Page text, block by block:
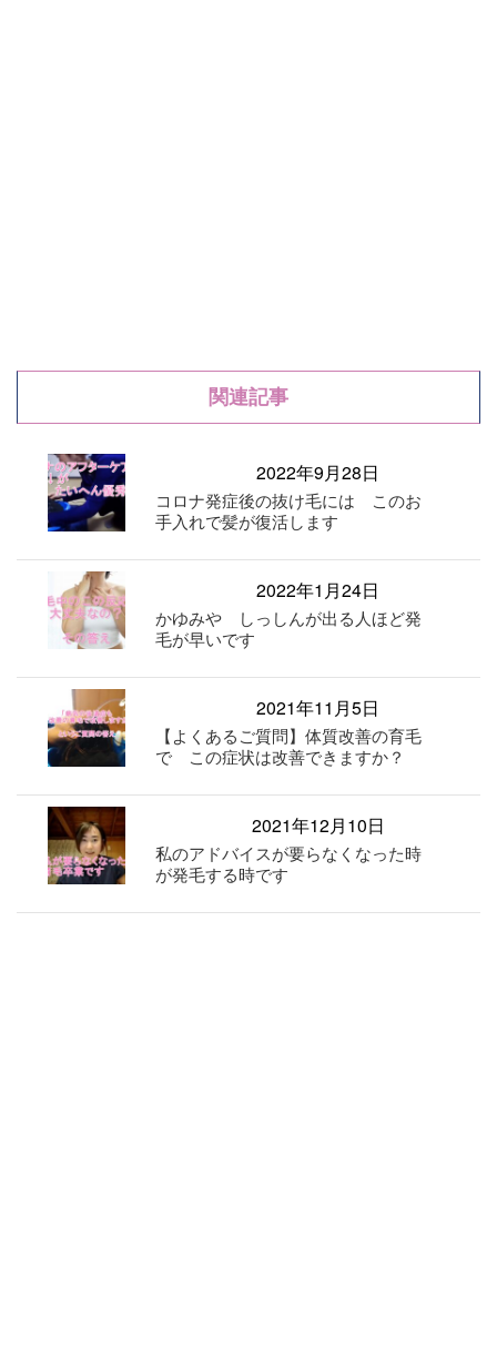
関連記事
2022年9月28日
コロナ発症後の抜け毛には このお
手入れで髪が復活します
2022年1月24日
かゆみや しっしんが出る人ほど発
毛が早いです
2021年11月5日
【よくあるご質問】体質改善の育毛
で この症状は改善できますか？
2021年12月10日
私のアドバイスが要らなくなった時
が発毛する時です